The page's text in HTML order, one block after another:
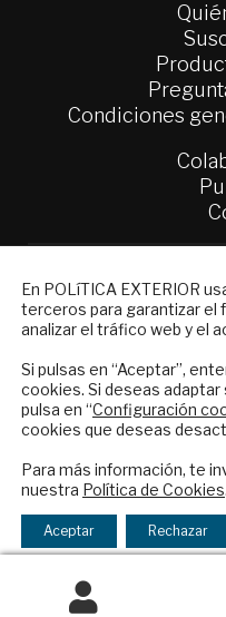
Condiciones
Informe
Exterior. Todos los
Legal|Política de
Financiado por el
Recuperación,
España
En POLíTICA EXTERIOR
terceros para garantizar el
analizar el tráfico web y el
Si pulsas en “Aceptar”,
cookies. Si deseas
pulsa en “Configuración
cookies que deseas
Para más información, te
nuestra Política de Cookies.
Aceptar Rechazar
Suscríbase a
reciba en su
internacional en
Checkbox
acepto
la
política
de
política de